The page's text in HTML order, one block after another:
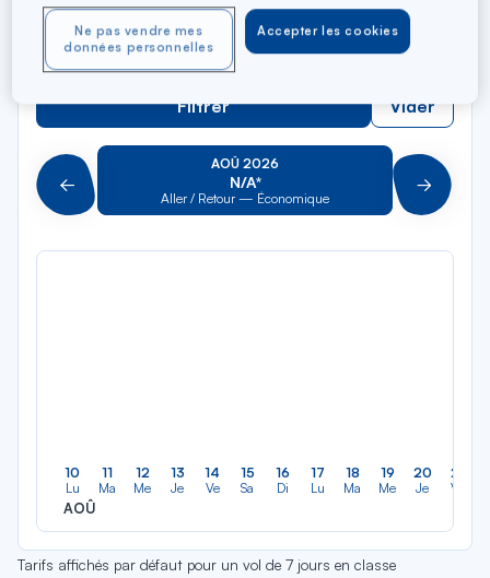
Type de trajet
Aller-Retour Aller simple
Filtrer Vider
Précédent
AOÛ 2026
N/A*
Aller / Retour — Économique Suivant
10
Lu
AOÛ
11
Ma
12
Me
13
Je
14
Ve
15
Sa
16
Di
17
Lu
18
Ma
19
Me
20
Je
21
Ve
Tarifs affichés par défaut pour un vol de 7 jours en classe
Accepter les cookies
Ne pas vendre mes
données personnelles